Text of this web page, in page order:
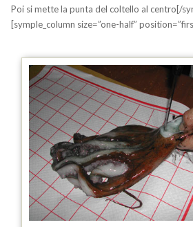
Poi si mette la punta del coltello al centro[/
[symple_column size=”one-half”